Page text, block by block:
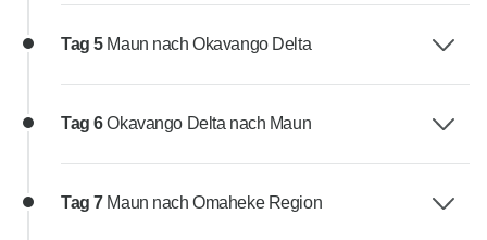
Tag 5 Maun nach Okavango Delta
Tag 6Okavango Delta nach Maun
Tag 7 Maun nach Omaheke Region